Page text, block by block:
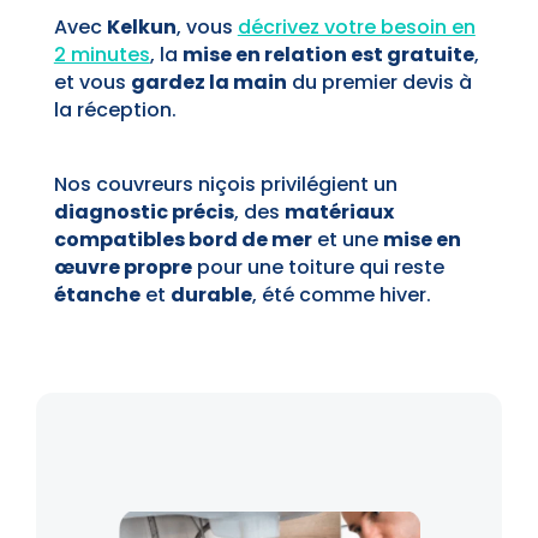
Avec Kelkun, vous décrivez votre besoin en
2 minutes, la mise en relation est gratuite,
et vous gardez la main du premier devis à
la réception.
Nos couvreurs niçois privilégient un
diagnostic précis, des matériaux
compatibles bord de meret une mise en
œuvre proprepour une toiture qui reste
étancheet durable, été comme hiver.